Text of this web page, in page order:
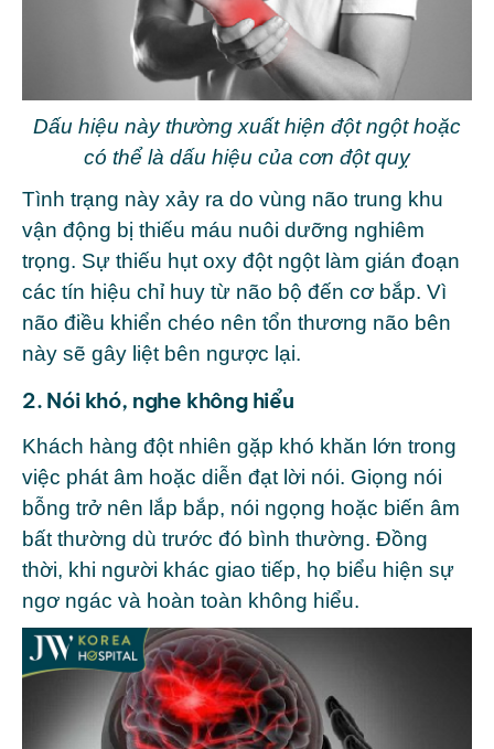
Dấu hiệu này thường xuất hiện đột ngột hoặc
có thể là dấu hiệu của cơn đột quỵ
Tình trạng này xảy ra do vùng não trung khu
vận động bị thiếu máu nuôi dưỡng nghiêm
trọng. Sự thiếu hụt oxy đột ngột làm gián đoạn
các tín hiệu chỉ huy từ não bộ đến cơ bắp. Vì
não điều khiển chéo nên tổn thương não bên
này sẽ gây liệt bên ngược lại.
2. Nói khó, nghe không hiểu
Khách hàng đột nhiên gặp khó khăn lớn trong
việc phát âm hoặc diễn đạt lời nói. Giọng nói
bỗng trở nên lắp bắp, nói ngọng hoặc biến âm
bất thường dù trước đó bình thường. Đồng
thời, khi người khác giao tiếp, họ biểu hiện sự
ngơ ngác và hoàn toàn không hiểu.